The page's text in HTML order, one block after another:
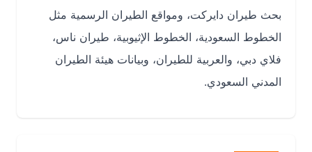
بحث طيران دايركت، ومواقع الطيران الرسمية مثل
الخطوط السعودية، الخطوط الإثيوبية، طيران ناس،
فلاي دبي، والعربية للطيران، وبيانات هيئة الطيران
المدني السعودي.